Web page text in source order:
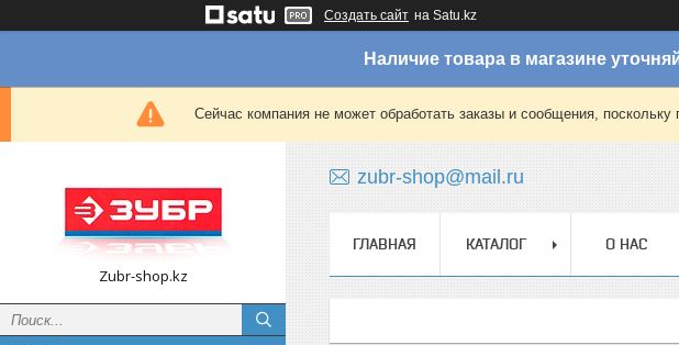
Создать сайт на Satu.kz
Наличие товара в магазине
Сейчас компания не может обработать заказы и сообщения,
Zubr-shop.kz
zubr-shop@mail.ru
ГЛАВНАЯ КАТАЛОГ О НАС